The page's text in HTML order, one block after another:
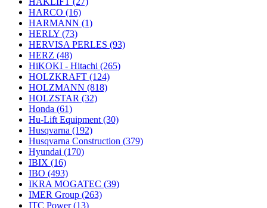
HARCO (16)
HARMANN (1)
HERLY (73)
HERVISA PERLES (93)
HERZ (48)
HiKOKI - Hitachi (265)
HOLZKRAFT (124)
HOLZMANN (818)
HOLZSTAR (32)
Honda (61)
Hu-Lift Equipment (30)
Husqvarna (192)
Husqvarna Construction (379)
Hyundai (170)
IBIX (16)
IBO (493)
IKRA MOGATEC (39)
IMER Group (263)
ITC Power(13)